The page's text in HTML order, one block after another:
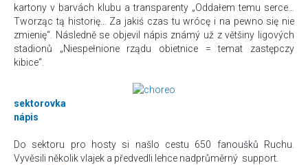
kartony v barvách klubu a transparenty „Oddałem temu serce…
Tworząc tą historię… Za jakiś czas tu wrócę i na pewno się nie
zmienię“. Následně se objevil nápis známý už z většiny ligových
stadionů „Niespełnione rządu obietnice = temat zastępczy
kibice“.
sektorovka
nápis
Do sektoru pro hosty si našlo cestu 650 fanoušků Ruchu.
Vyvěsili několik vlajek a předvedli lehce nadprůměrný support.